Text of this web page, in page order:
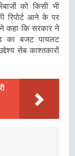
को किसी भी
रिपोर्ट आने के पर
कहा कि सरकार ने
का बजट पायलट
सेब काश्तकारों